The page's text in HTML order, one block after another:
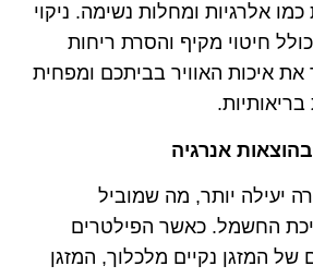
כמו אלרגיות ומחלות נשימה. ניקוי
חיטוי מקיף והסרת ריחות
איכות האוויר בביתכם ומפחית
אנרגיה
יעילה יותר, מה שמוביל
החשמל. כאשר הפילטרים
של המזגן נקיים מלכלוך, המזגן